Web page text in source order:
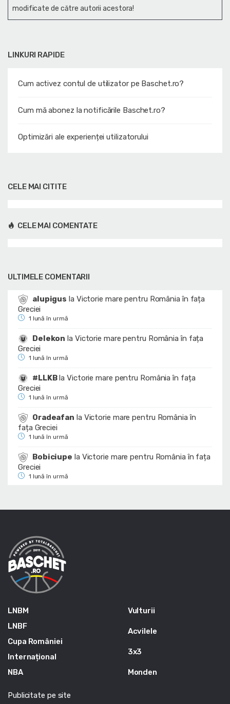
LINKURI RAPIDE
Cum activez contul de utilizator pe Baschet.ro?
Cum mă abonez la notificările Baschet.ro?
Optimizări ale experienței utilizatorului
modificate de către autorii acestora!
CELE MAI CITITE
CELE MAI COMENTATE
ULTIMELE COMENTARII
alupigus la Victorie mare pentru România în fața
Greciei
1 lună în urmă
Delekon la Victorie mare pentru România în fața
Greciei
1 lună în urmă
#LLKBlaVictorie mare pentru România în fața
Greciei
1 lună în urmă
Oradeafan la Victorie mare pentru România în
fața Greciei
1 lună în urmă
Bobiciupe la Victorie mare pentru România în fața
Greciei
1 lună în urmă
LNBM
LNBF
Cupa României
Internațional
NBA
Vulturii
Acvilele
3x3
Monden
Publicitate pe site